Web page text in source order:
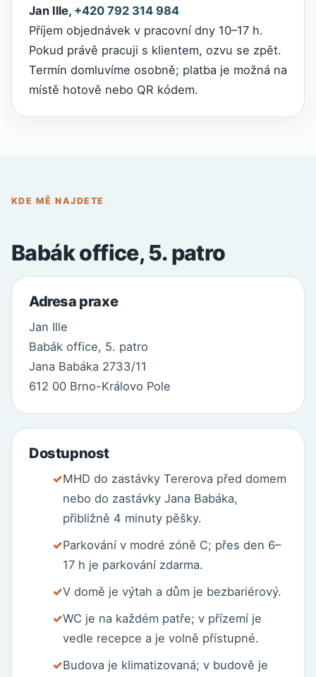
Jan Ille, +420 792 314 984
Příjem objednávek v pracovní dny 10–17 h.
Pokud právě pracuji s klientem, ozvu se zpět.
Termín domluvíme osobně; platba je možná na
místě hotově nebo QR kódem.
KDE MĚ NAJDETE
Babák office, 5. patro
Adresa praxe
Jan Ille
Babák office, 5. patro
Jana Babáka 2733/11
612 00 Brno-Královo Pole
Dostupnost
MHD do zastávky Tererova před domem
nebo do zastávky Jana Babáka,
přibližně 4 minuty pěšky.
Parkování v modré zóně C; přes den 6–
17 h je parkování zdarma.
V domě je výtah a dům je bezbariérový.
WC je na každém patře; v přízemí je
vedle recepce a je volně přístupné.
Budova je klimatizovaná; v budově je